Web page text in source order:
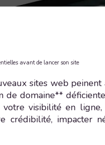
avant de lancer son site
sites web
de domaine**
visibilité en
crédibilité, impacter